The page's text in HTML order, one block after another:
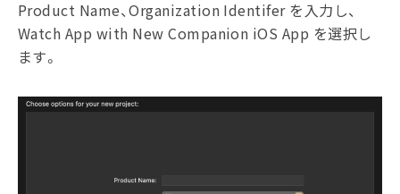
Product Name、Organization Identifer を入力し、
Watch App with New Companion iOS App を選択し
ます。